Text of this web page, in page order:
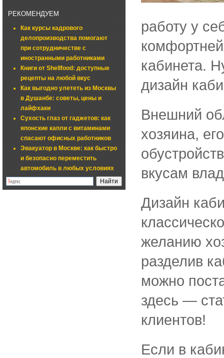
РЕКОМЕНДУЕМ
Как курсы кадрового
делопроизводства помогают
при сотрудничестве с
иностранными работниками
Книги от Shellfood: доступные
рецепты на любой вкус
Как выгодно улететь из Москвы
в Душанбе: советы, цены и
лайфхаки
Сухость глаз от гаджетов: как
японские капли с витаминами
спасают офисных работников
Эвакуатор в Москве: как быстро
и безопасно переместить
автомобиль в любых условиях
работу у
кабинета.
дизайн
Внешний
хозяина,
вкусам
Дизайн
желанию
разделив
можно
здесь —
клиентов!
Если в